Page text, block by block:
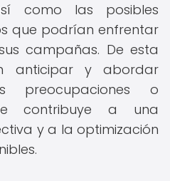
como las posibles
que podrían enfrentar
campañas. De esta
anticipar y abordar
preocupaciones o
contribuye a una
y a la optimización